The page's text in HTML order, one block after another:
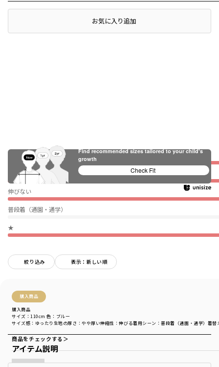
ぴったり
薄い
伸びない
普段着（通園・通学）
★
絞り込み 表示：新しい順
購入商品
購入商品
サイズ感 ：ゆったり 生地の厚さ ：やや厚い伸縮性 ：伸びる着用シーン ：普段着（通園・通学） 着替
サイズ：110cm 色：ブルー
商品をチェックする＞
お気に入り追加
アイテム説明
Find recommended sizes tailored to your child's
growth
Check Fit